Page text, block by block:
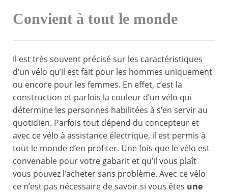
Convient à tout le monde
Il est très souvent précisé sur les caractéristiques
d’un vélo qu’il est fait pour les hommes uniquement
ou encore pour les femmes. En effet, c’est la
construction et parfois la couleur d’un vélo qui
détermine les personnes habilitées à s’en servir au
quotidien. Parfois tout dépend du concepteur et
avec ce vélo à assistance électrique, il est permis à
tout le monde d’en profiter. Une fois que le vélo est
convenable pour votre gabarit et qu’il vous plaît
vous pouvez l’acheter sans problème. Avec ce vélo
ce n’est pas nécessaire de savoir si vous êtes une